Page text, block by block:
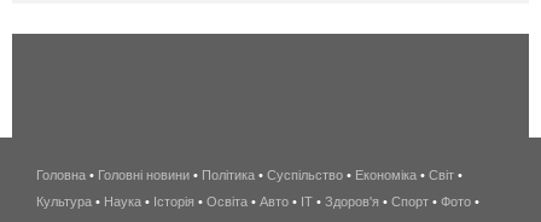
беспроводной
интернет
Головна • Головні новини • Політика • Суспільство • Економіка • Світ •
Культура • Наука • Історія • Освіта • Авто • IT • Здоров'я • Спорт • Фото •